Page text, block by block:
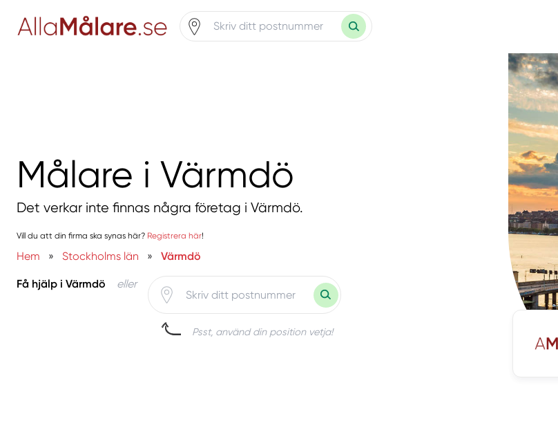
Målare i Värmdö
Det verkar inte finnas några företag i Värmdö.
Vill du att din firma ska synas här? Registrera här!
Hem » Stockholms län » Värmdö
Få hjälp i Värmdö eller
Psst, använd din position vetja!